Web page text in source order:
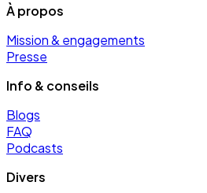
À propos
Mission & engagements
Presse
Info & conseils
Blogs
FAQ
Podcasts
Divers